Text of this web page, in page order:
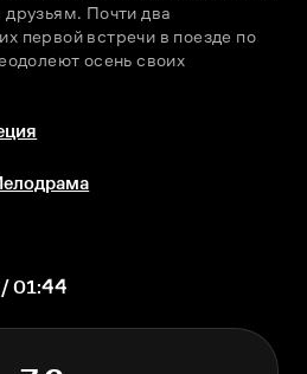
друзьям. Почти два
первой встречи в поезде по
осень своих
01:44